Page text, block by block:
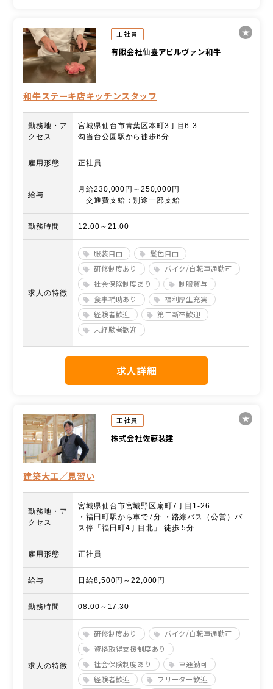
正社員
有限会社仙臺アビルヴァン和牛
和牛ステーキ店キッチンスタッフ
勤務地・ア
クセス
宮城県仙台市青葉区本町3丁目6-3
勾当台公園駅から徒歩6分
雇用形態 正社員
給与
月給230,000円～250,000円
交通費支給：別途一部支給
勤務時間 12:00～21:00
求人の特徴
服装自由
髪色自由
研修制度あり
バイク/自転車通勤可
社会保険制度あり
制服貸与
食事補助あり
福利厚生充実
経験者歓迎
第二新卒歓迎
未経験者歓迎
求人詳細
正社員
株式会社佐藤装建
建築大工／見習い
勤務地・ア
クセス
宮城県仙台市宮城野区扇町7丁目1-26
・福田町駅から車で7分 ・路線バス（公営）バ
ス停「福田町4丁目北」 徒歩 5分
雇用形態 正社員
給与 日給8,500円～22,000円
勤務時間 08:00～17:30
求人の特徴
研修制度あり
バイク/自転車通勤可
資格取得支援制度あり
社会保険制度あり
車通勤可
経験者歓迎
フリーター歓迎